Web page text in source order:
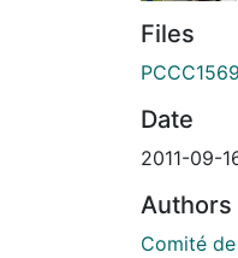
Files
Date
2011-09-
Authors
Comité